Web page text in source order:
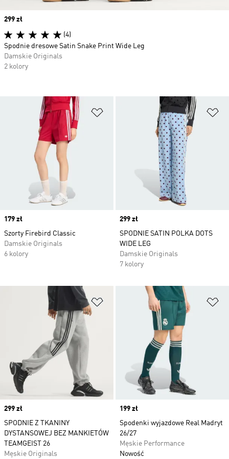
Dodaj do listy życzeń
Price
179 zł
Szorty Firebird Classic
Damskie Originals
6 kolory
Price
299 zł
SPODNIE SATIN POLKA DOTS
WIDE LEG
Damskie Originals
7 kolory
Dodaj do listy życzeń
Price
299 zł
SPODNIE Z TKANINY
DYSTANSOWEJ BEZ MANKIETÓW
TEAMGEIST 26
Męskie Originals
Price
199 zł
Spodenki wyjazdowe Real Madryt
26/27
Męskie Performance
Nowość
Price
299 zł
(4)
Spodnie dresowe Satin Snake Print Wide Leg
Damskie Originals
2 kolory